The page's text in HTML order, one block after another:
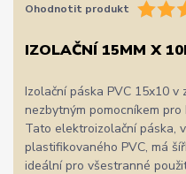
Ohodnotit produkt
IZOLAČNÍ 15MM X
Izolační páska PVC 15x10
nezbytným pomocníkem
Tato elektroizolační páska,
plastifikovaného PVC, má
ideální pro všestranné